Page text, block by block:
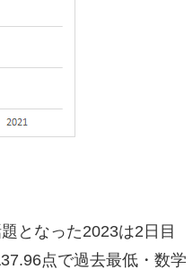
となった2023は2日目
点で過去最低・数学